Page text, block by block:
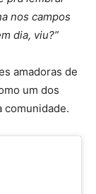
nos campos
dia, viu?”
amadoras de
um dos
comunidade.